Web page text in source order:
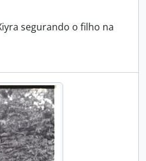
segurando o filho na